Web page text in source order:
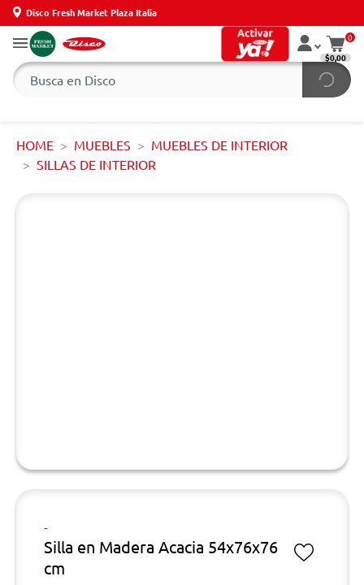
Disco Fresh Market Plaza Italia
0
$0,00
HOME MUEBLES
MUEBLES DE INTERIOR
SILLAS DE INTERIOR
-
Silla en Madera Acacia 54x76x76
cm